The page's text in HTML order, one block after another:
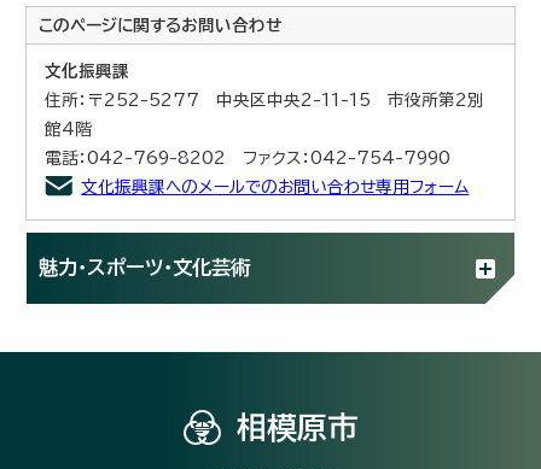
このページに関するお問い合わせ
文化振興課
住所：〒252-5277 中央区中央2-11-15 市役所第2別
館4階
電話：042-769-8202 ファクス：042-754-7990
文化振興課へのメールでのお問い合わせ専用フォーム
魅力・スポーツ・文化芸術
相模原市